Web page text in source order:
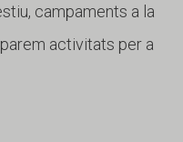
campaments a la
activitats per a